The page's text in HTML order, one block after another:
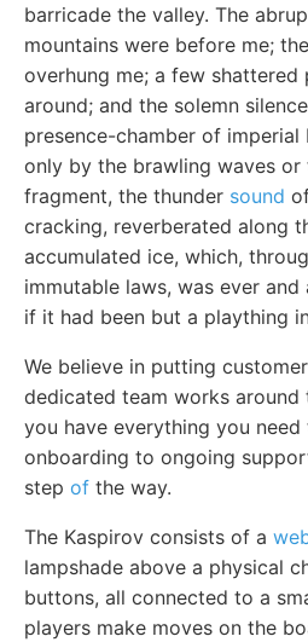
barricade the valley. The
mountains were before me;
overhung me; a few shattered
around; and the solemn
presence-chamber of imperial
only by the brawling waves
fragment, the thunder sound
cracking, reverberated along
accumulated ice, which,
immutable laws, was ever
if it had been but a plaything
We believe in putting
dedicated team works around
you have everything you need
onboarding to ongoing
step of the way.
The Kaspirov consists of a
lampshade above a physical
buttons, all connected to a
players make moves on the